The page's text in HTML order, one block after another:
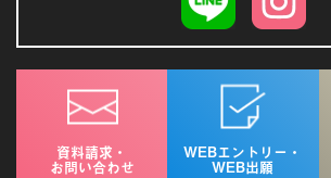
資料請求・
お問い合わせ
WEBエントリー・
WEB出願